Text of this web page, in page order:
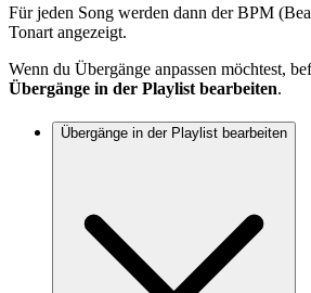
Für jeden Song werden dann der BPM
Tonart angezeigt.
Wenn du Übergänge anpassen möchtest,
Übergänge in der Playlist bearbeiten.
Übergänge in der Playlist bearbeiten